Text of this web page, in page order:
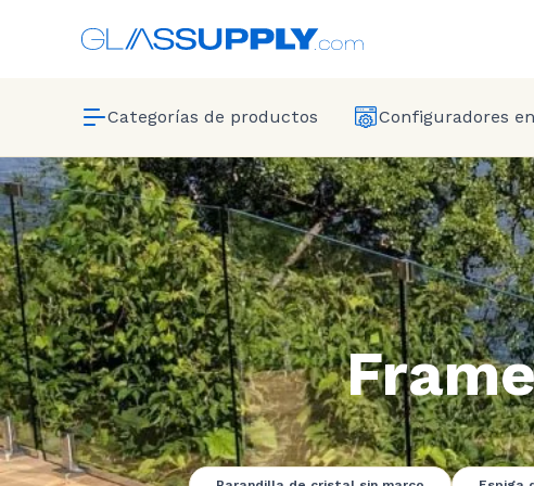
Categorías de productos Configuradores